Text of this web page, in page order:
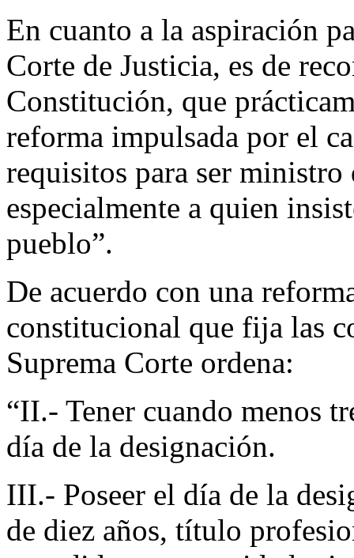
En cuanto a la aspiración
Corte de Justicia, es de
Constitución, que
reforma impulsada por el
requisitos para ser
especialmente a quien
pueblo”.
De acuerdo con una
constitucional que fija las
Suprema Corte ordena:
“II.- Tener cuando menos
día de la designación.
III.- Poseer el día de la
de diez años, título